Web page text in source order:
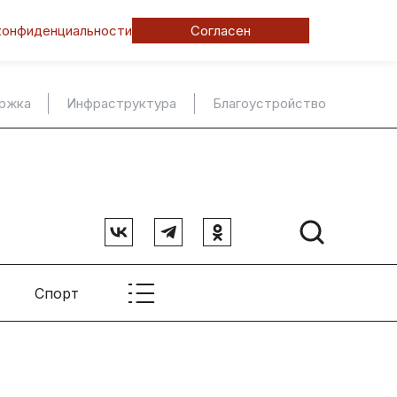
Согласен
Инфраструктура Благоустройство
Спорт